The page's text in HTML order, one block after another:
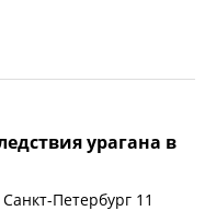
урагана в
Петербург 11